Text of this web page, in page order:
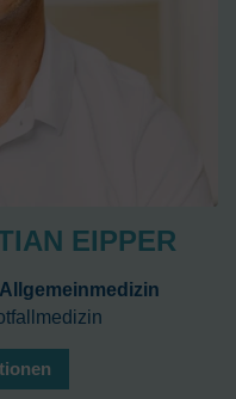
EIPPER